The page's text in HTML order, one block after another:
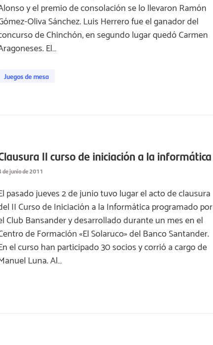
y el premio de consolación se lo llevaron Ramón
Oliva Sánchez. Luis Herrero fue el ganador del
de Chinchón, en segundo lugar quedó Carmen
El…
Juegos de mesa
II curso de iniciación a la informática
de junio de 2011
pasado jueves 2 de junio tuvo lugar el acto de clausura
II Curso de Iniciación a la Informática programado por
Club Bansander y desarrollado durante un mes en el
de Formación «El Solaruco» del Banco Santander.
el curso han participado 30 socios y corrió a cargo de
Luna. Al…